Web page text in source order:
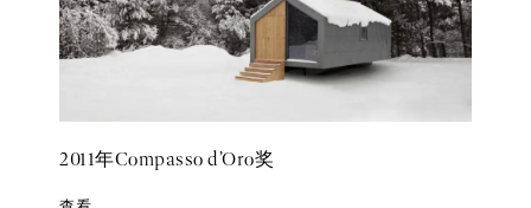
2011年Compasso d’Oro奖